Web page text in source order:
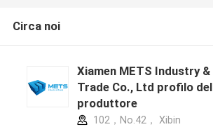
Circa noi
Xiamen METS Industry &
Trade Co., Ltd profilo del
produttore
102，No.42， Xibin